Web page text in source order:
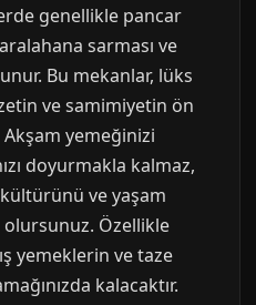
genellikle pancar
sarması ve
Bu mekanlar, lüks
ve samimiyetin ön
yemeğinizi
doyurmakla kalmaz,
ve yaşam
olursunuz. Özellikle
yemeklerin ve taze
kalacaktır.